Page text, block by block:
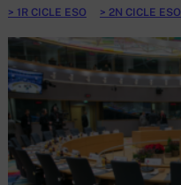
1R CICLE ESO 2N CICLE ESO